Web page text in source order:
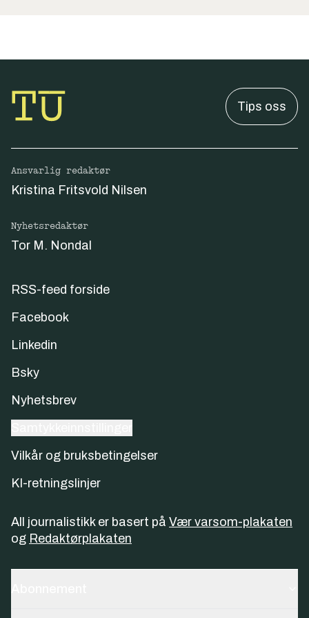
Tips oss
Ansvarlig redaktør
Kristina Fritsvold Nilsen
Nyhetsredaktør
Tor M. Nondal
RSS-feed forside
Facebook
Linkedin
Bsky
Nyhetsbrev
Vilkår og bruksbetingelser
KI-retningslinjer
All journalistikk er basert på Vær varsom-plakaten
og Redaktørplakaten